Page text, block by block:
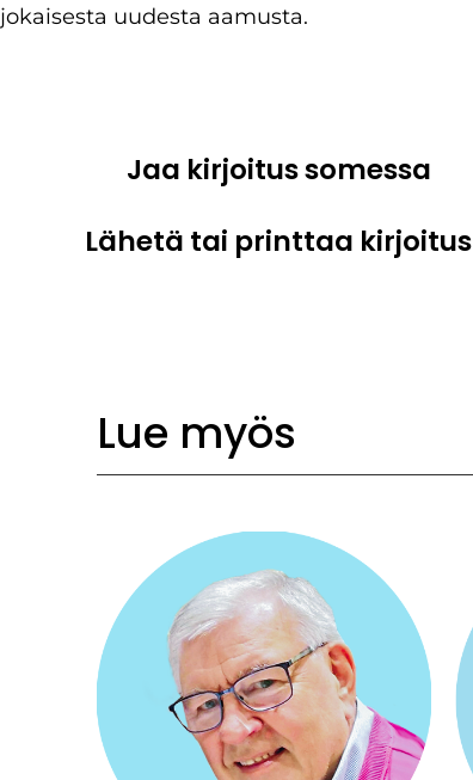
jokaisesta uudesta aamusta.
Jaa kirjoitus somessa
Lähetä tai printtaa kirjoitus
Lue myös